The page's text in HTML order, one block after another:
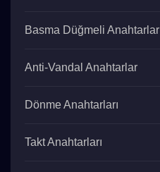
Basma Düğmeli Anahtarlar
Anti-Vandal Anahtarlar
Dönme Anahtarları
Takt Anahtarları